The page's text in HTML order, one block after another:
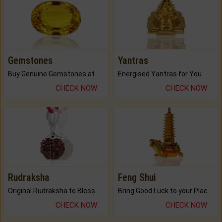
Gemstones
Buy Genuine Gemstones at Best Prices.
CHECK NOW
Yantras
Energised Yantras for You.
CHECK NOW
Rudraksha
CHECK NOW
Feng Shui
CHECK NOW